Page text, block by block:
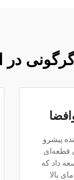
در
پیشرو
قطعه‌ای
داد که
بالا